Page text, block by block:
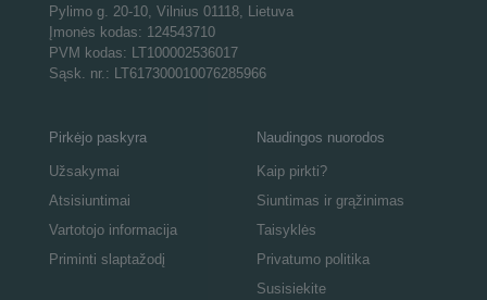
Pylimo g. 20-10, Vilnius 01118, Lietuva
Įmonės kodas: 124543710
PVM kodas: LT100002536017
Sąsk. nr.: LT617300010076285966
Pirkėjo paskyra
Užsakymai
Atsisiuntimai
Vartotojo informacija
Priminti slaptažodį
Naudingos nuorodos
Kaip pirkti?
Siuntimas ir grąžinimas
Taisyklės
Privatumo politika
Susisiekite